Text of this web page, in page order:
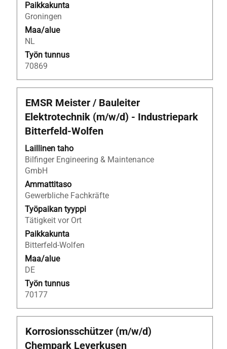
Paikkakunta
Groningen
Maa/alue
NL
Työn tunnus
70869
Ammattinimike
EMSR Meister / Bauleiter
Elektrotechnik (m/w/d) - Industriepark
Bitterfeld‑Wolfen
Laillinen taho
Bilfinger Engineering & Maintenance
GmbH
Ammattitaso
Gewerbliche Fachkräfte
Työpaikan tyyppi
Tätigkeit vor Ort
Paikkakunta
Bitterfeld-Wolfen
Maa/alue
DE
Työn tunnus
70177
Valitse
välilyöntinäppäimellä,
jos
haluat
nähdä
työpaikan
kaikki
tiedot.
Ammattinimike
Korrosionsschützer (m/w/d)
Chempark Leverkusen
Valitse
välilyöntinäppäimellä,